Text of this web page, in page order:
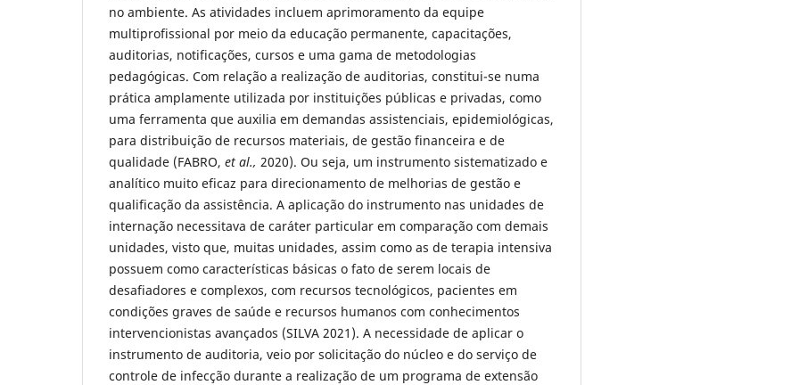
no ambiente. As atividades incluem aprimoramento da equipe
multiprofissional por meio da educação permanente, capacitações,
auditorias, notificações, cursos e uma gama de metodologias
pedagógicas. Com relação a realização de auditorias, constitui-se numa
prática amplamente utilizada por instituições públicas e privadas, como
uma ferramenta que auxilia em demandas assistenciais, epidemiológicas,
para distribuição de recursos materiais, de gestão financeira e de
qualidade (FABRO, et al., 2020). Ou seja, um instrumento sistematizado e
analítico muito eficaz para direcionamento de melhorias de gestão e
qualificação da assistência. A aplicação do instrumento nas unidades de
internação necessitava de caráter particular em comparação com demais
unidades, visto que, muitas unidades, assim como as de terapia intensiva
possuem como características básicas o fato de serem locais de
desafiadores e complexos, com recursos tecnológicos, pacientes em
condições graves de saúde e recursos humanos com conhecimentos
intervencionistas avançados (SILVA 2021). A necessidade de aplicar o
instrumento de auditoria, veio por solicitação do núcleo e do serviço de
controle de infecção durante a realização de um programa de extensão